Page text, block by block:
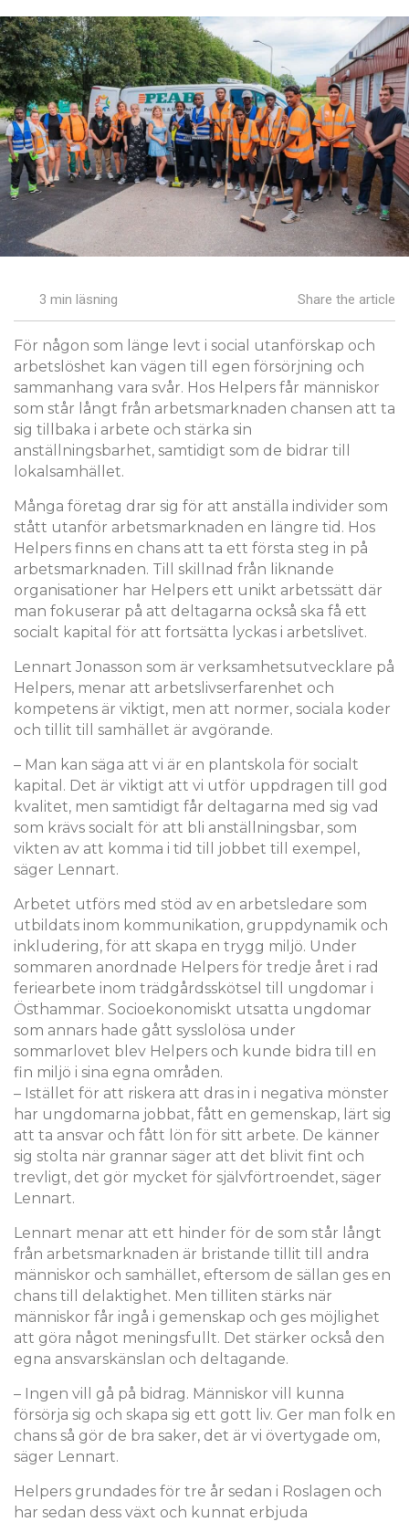
3 min läsning Share the article
För någon som länge levt i social utanförskap och
arbetslöshet kan vägen till egen försörjning och
sammanhang vara svår. Hos Helpers får människor
som står långt från arbetsmarknaden chansen att ta
sig tillbaka i arbete och stärka sin
anställningsbarhet, samtidigt som de bidrar till
lokalsamhället.
Många företag drar sig för att anställa individer som
stått utanför arbetsmarknaden en längre tid. Hos
Helpers finns en chans att ta ett första steg in på
arbetsmarknaden. Till skillnad från liknande
organisationer har Helpers ett unikt arbetssätt där
man fokuserar på att deltagarna också ska få ett
socialt kapital för att fortsätta lyckas i arbetslivet.
Lennart Jonasson som är verksamhetsutvecklare på
Helpers, menar att arbetslivserfarenhet och
kompetens är viktigt, men att normer, sociala koder
och tillit till samhället är avgörande.
– Man kan säga att vi är en plantskola för socialt
kapital. Det är viktigt att vi utför uppdragen till god
kvalitet, men samtidigt får deltagarna med sig vad
som krävs socialt för att bli anställningsbar, som
vikten av att komma i tid till jobbet till exempel,
säger Lennart.
Arbetet utförs med stöd av en arbetsledare som
utbildats inom kommunikation, gruppdynamik och
inkludering, för att skapa en trygg miljö. Under
sommaren anordnade Helpers för tredje året i rad
feriearbete inom trädgårdsskötsel till ungdomar i
Östhammar. Socioekonomiskt utsatta ungdomar
som annars hade gått sysslolösa under
sommarlovet blev Helpers och kunde bidra till en
fin miljö i sina egna områden.
– Istället för att riskera att dras in i negativa mönster
har ungdomarna jobbat, fått en gemenskap, lärt sig
att ta ansvar och fått lön för sitt arbete. De känner
sig stolta när grannar säger att det blivit fint och
trevligt, det gör mycket för självförtroendet, säger
Lennart.
Lennart menar att ett hinder för de som står långt
från arbetsmarknaden är bristande tillit till andra
människor och samhället, eftersom de sällan ges en
chans till delaktighet. Men tilliten stärks när
människor får ingå i gemenskap och ges möjlighet
att göra något meningsfullt. Det stärker också den
egna ansvarskänslan och deltagande.
– Ingen vill gå på bidrag. Människor vill kunna
försörja sig och skapa sig ett gott liv. Ger man folk en
chans så gör de bra saker, det är vi övertygade om,
säger Lennart.
Helpers grundades för tre år sedan i Roslagen och
har sedan dess växt och kunnat erbjuda